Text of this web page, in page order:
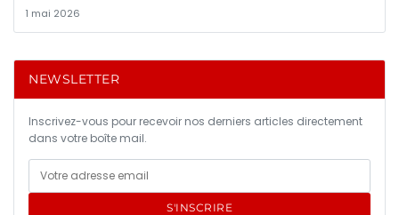
1 mai 2026
NEWSLETTER
Inscrivez-vous pour recevoir nos derniers articles directement
dans votre boîte mail.
S'INSCRIRE